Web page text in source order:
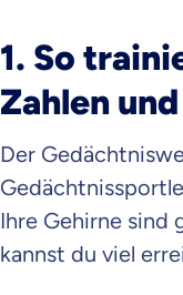
1. So
Zahlen
Der
Ihre Gehirne sind
kannst du viel